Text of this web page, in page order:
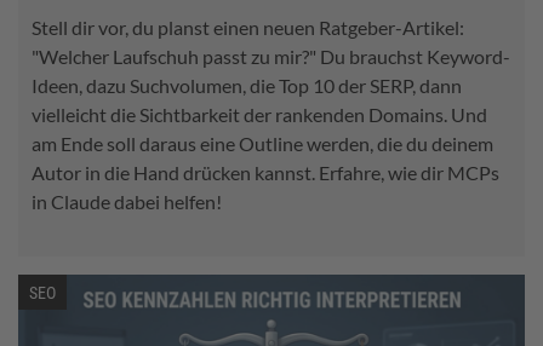
Stell dir vor, du planst einen neuen Ratgeber-Artikel:
"Welcher Laufschuh passt zu mir?" Du brauchst Keyword-
Ideen, dazu Suchvolumen, die Top 10 der SERP, dann
vielleicht die Sichtbarkeit der rankenden Domains. Und
am Ende soll daraus eine Outline werden, die du deinem
Autor in die Hand drücken kannst. Erfahre, wie dir MCPs
in Claude dabei helfen!
SEO